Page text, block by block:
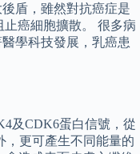
盾，雖然對抗癌症是
止癌細胞擴散。 很多病
學科技發展，乳癌患
及CDK6蛋白信號，從
，更可產生不同能量的